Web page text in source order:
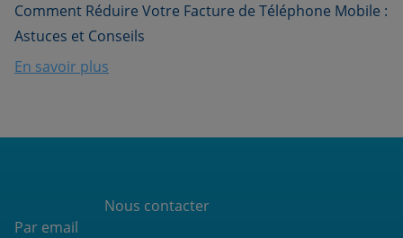
Comment Réduire Votre Facture de Téléphone Mobile :
Astuces et Conseils
En savoir plus
Nous contacter
Par email